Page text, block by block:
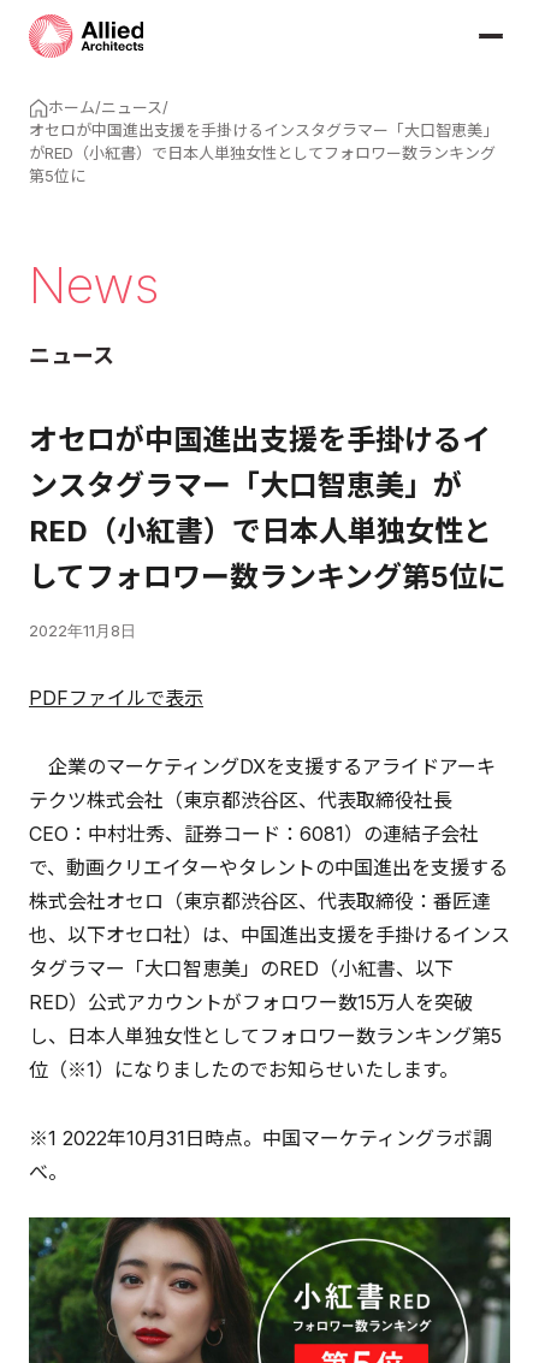
ホーム/ニュース/
オセロが中国進出支援を手掛けるインスタグラマー「大口智恵美」
がRED（小紅書）で日本人単独女性としてフォロワー数ランキング
第5位に
News
ニュース
オセロが中国進出支援を手掛けるイ
ンスタグラマー「大口智恵美」が
RED（小紅書）で日本人単独女性と
してフォロワー数ランキング第5位に
2022年11月8日
PDFファイルで表示
企業のマーケティングDXを支援するアライドアーキ
テクツ株式会社（東京都渋谷区、代表取締役社長
CEO：中村壮秀、証券コード：6081）の連結子会社
で、動画クリエイターやタレントの中国進出を支援する
株式会社オセロ（東京都渋谷区、代表取締役：番匠達
也、以下オセロ社）は、中国進出支援を手掛けるインス
タグラマー「大口智恵美」のRED（小紅書、以下
RED）公式アカウントがフォロワー数15万人を突破
し、日本人単独女性としてフォロワー数ランキング第5
位（※1）になりましたのでお知らせいたします。
※1 2022年10月31日時点。中国マーケティングラボ調
べ。